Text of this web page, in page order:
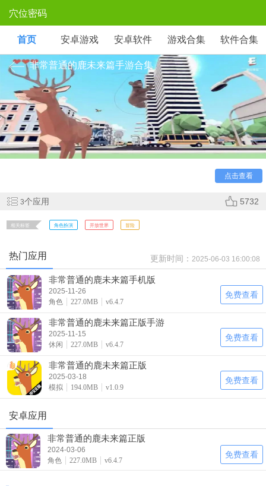
穴位密码
首页 安卓游戏 安卓软件 游戏合集 软件合集
非常普通的鹿未来篇手游合集
点击查看
《非常普通的鹿：未来篇》是一款无厘头沙盒游戏，玩家
操控机械鹿在赛博城市中制造混乱。通过改造义体获得喷气跳
跃、激光角等能力，破坏或拯救这座AI统治的未来都市。物理
引擎让每次碰撞都充满戏剧性，自由探索隐藏的反乌托邦剧
情。
3个应用 5732
相关标签 角色扮演 开放世界 冒险
热门应用 更新时间： 2025-06-03 16:00:08
非常普通的鹿未来篇手机版
2025-11-26
角色
227.0MB v6.4.7
免费查看
非常普通的鹿未来篇正版手游
2025-11-15
休闲
227.0MB v6.4.7
免费查看
非常普通的鹿未来篇正版
2025-03-18
模拟
194.0MB v1.0.9
免费查看
安卓应用
非常普通的鹿未来篇正版
2024-03-06
角色
227.0MB v6.4.7
免费查看